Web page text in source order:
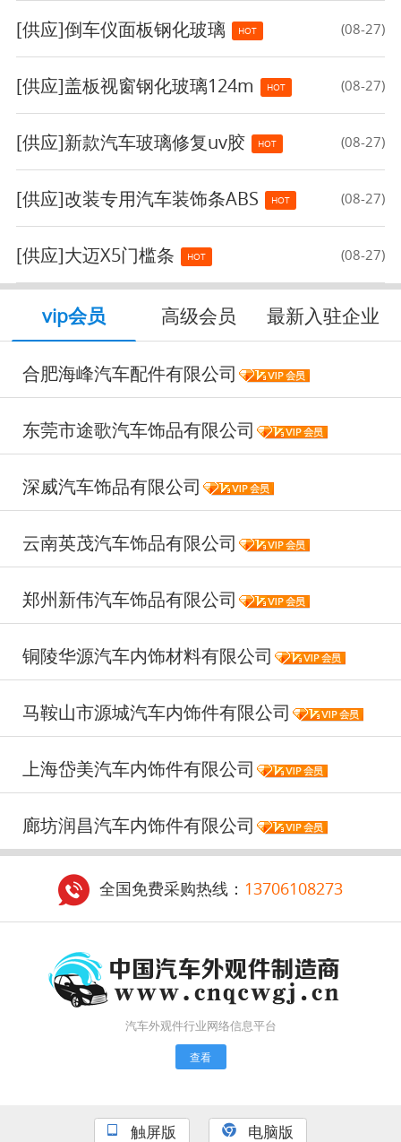
[供应]倒车仪面板钢化玻璃 HOT (08-27)
[供应]盖板视窗钢化玻璃124m HOT (08-27)
[供应]新款汽车玻璃修复uv胶 HOT (08-27)
[供应]改装专用汽车装饰条ABS HOT (08-27)
[供应]大迈X5门槛条 HOT (08-27)
vip会员 高级会员 最新入驻企业
合肥海峰汽车配件有限公司
东莞市途歌汽车饰品有限公司
深威汽车饰品有限公司
云南英茂汽车饰品有限公司
郑州新伟汽车饰品有限公司
铜陵华源汽车内饰材料有限公司
马鞍山市源城汽车内饰件有限公司
上海岱美汽车内饰件有限公司
廊坊润昌汽车内饰件有限公司
全国免费采购热线： 13706108273
汽车外观件行业网络信息平台
查看
触屏版 电脑版